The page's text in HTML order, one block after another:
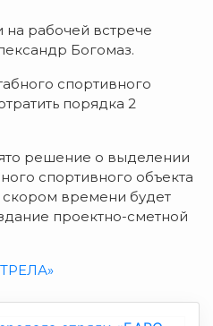
рабочей встрече
Богомаз.
спортивного
порядка 2
решение о выделении
спортивного объекта
времени будет
проектно-сметной